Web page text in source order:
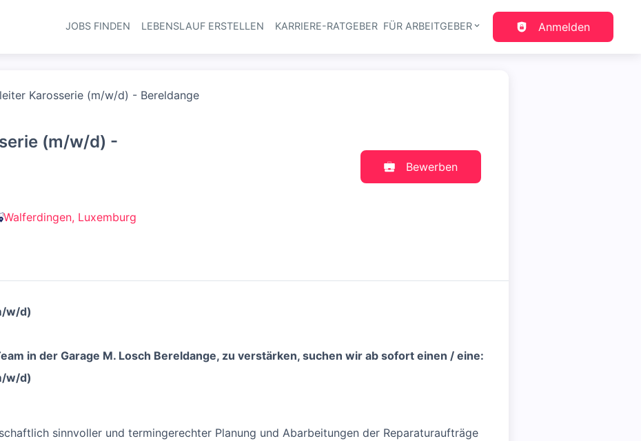
Haupt-Navigation
JOBS FINDEN LEBENSLAUF ERSTELLEN KARRIERE-RATGEBER FÜR ARBEITGEBER Anmelden
Karosserie (m/w/d) - Bereldange
(m/w/d) -
Walferdingen, Luxemburg
Bewerben
w/d)
in der Garage M. Losch Bereldange, zu verstärken, suchen wir ab sofort einen / eine:
w/d)
sinnvoller und termingerechter Planung und Abarbeitungen der Reparaturaufträge